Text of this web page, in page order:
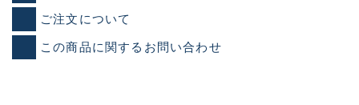
ご注文について
この商品に関するお問い合わせ